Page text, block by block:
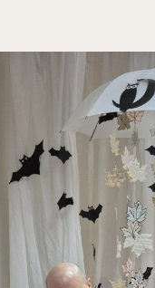
projekte
11-03 17:13
vyko susitikimas su
groja smagias
TĖTIS, dalyvaujantis
- darželio